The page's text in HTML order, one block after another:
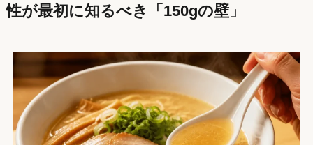
性が最初に知るべき「150gの壁」